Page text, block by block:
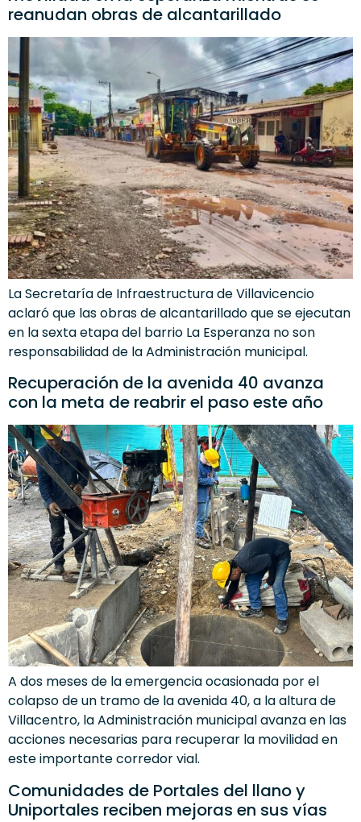
reanudan obras de alcantarillado
La Secretaría de Infraestructura de Villavicencio
aclaró que las obras de alcantarillado que se ejecutan
en la sexta etapa del barrio La Esperanza no son
responsabilidad de la Administración municipal.
Recuperación de la avenida 40 avanza
con la meta de reabrir el paso este año
A dos meses de la emergencia ocasionada por el
colapso de un tramo de la avenida 40, a la altura de
Villacentro, la Administración municipal avanza en las
acciones necesarias para recuperar la movilidad en
este importante corredor vial.
Comunidades de Portales del llano y
Uniportales reciben mejoras en sus vías